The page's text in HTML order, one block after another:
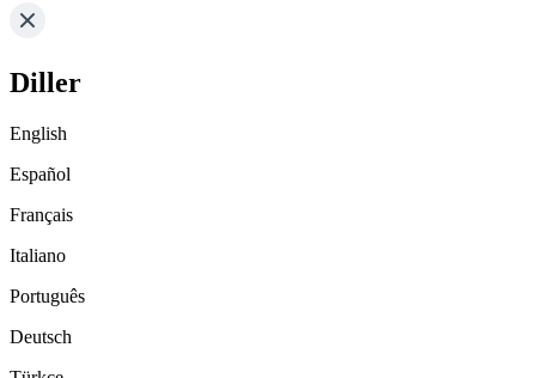
Diller
English
Español
Français
Italiano
Português
Deutsch